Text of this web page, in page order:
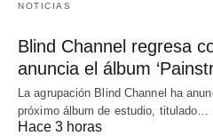
NOTICIAS
Blind Channel regresa
anuncia el álbum
La agrupación Blind Channel ha
próximo álbum de estudio, titulado…
Hace 3 horas